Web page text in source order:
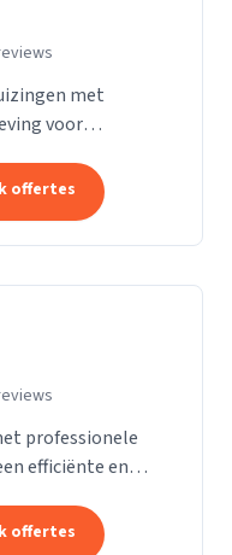
met
voor
offertes
professionele
efficiënte en
offertes